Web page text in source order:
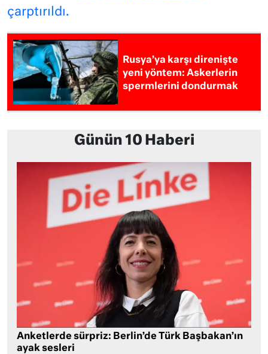
çarptırıldı.
Rusya’ya karşı direnişte
yeni yöntem: Askerlerin
spermlerini dondurmak
Günün 10 Haberi
Anketlerde sürpriz: Berlin’de Türk Başbakan’ın
ayak sesleri